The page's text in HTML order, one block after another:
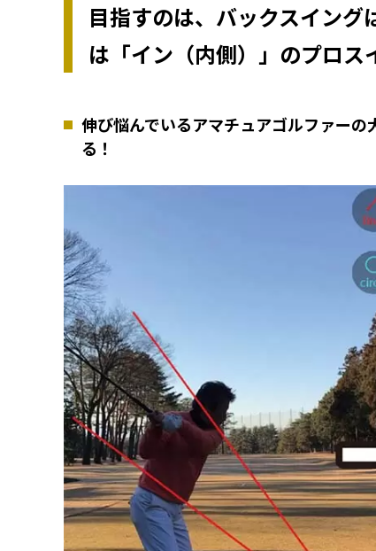
目指すのは、バックスイン
は「イン（内側）」のプロス
伸び悩んでいるアマチュアゴルファー
る！